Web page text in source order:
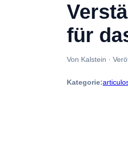
für
Von Kalstein ·
Kategorie: